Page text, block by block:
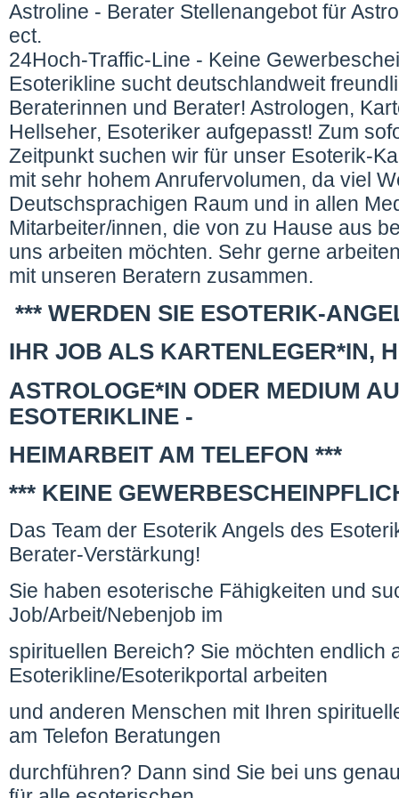
Astroline - Berater Stellenangebot für
ect.
24Hoch-Traffic-Line - Keine
Esoterikline sucht deutschlandweit
Beraterinnen und Berater! Astrologen,
Hellseher, Esoteriker aufgepasst! Zum
Zeitpunkt suchen wir für unser Esoterik-
mit sehr hohem Anrufervolumen, da viel
Deutschsprachigen Raum und in allen
Mitarbeiter/innen, die von zu Hause aus
uns arbeiten möchten. Sehr gerne
mit unseren Beratern zusammen.
*** WERDEN SIE ESOTERIK-
IHR JOB ALS KARTENLEGER*IN,
ASTROLOGE*IN ODER MEDIUM
ESOTERIKLINE -
HEIMARBEIT AM TELEFON ***
*** KEINE
Das Team der Esoterik Angels des
Berater-Verstärkung!
Sie haben esoterische Fähigkeiten und
Job/Arbeit/Nebenjob im
spirituellen Bereich? Sie möchten endlich
Esoterikline/Esoterikportal arbeiten
und anderen Menschen mit Ihren
am Telefon Beratungen
durchführen? Dann sind Sie bei uns